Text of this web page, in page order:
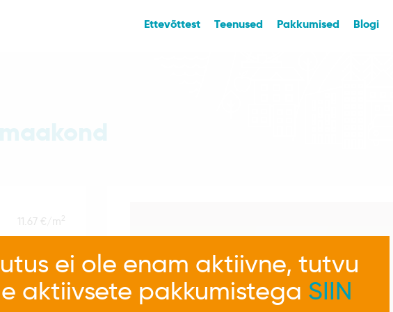
Ettevõttest Teenused Pakkumised Blogi
ei ole enam aktiivne, tutvu
aktiivsete pakkumistega SIIN
11.67 €/m 2
anda